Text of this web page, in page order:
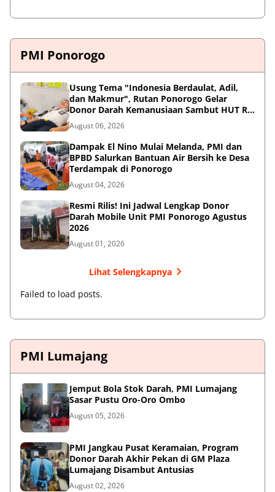
PMI Ponorogo
Usung Tema "Indonesia Berdaulat, Adil,
dan Makmur", Rutan Ponorogo Gelar
Donor Darah Kemanusiaan Sambut HUT RI
ke-81
August 06, 2026
Dampak El Nino Mulai Melanda, PMI dan
BPBD Salurkan Bantuan Air Bersih ke Desa
Terdampak di Ponorogo
August 04, 2026
Resmi Rilis! Ini Jadwal Lengkap Donor
Darah Mobile Unit PMI Ponorogo Agustus
2026
August 01, 2026
Lihat Selengkapnya
Failed to load posts.
PMI Lumajang
Jemput Bola Stok Darah, PMI Lumajang
Sasar Pustu Oro-Oro Ombo
August 05, 2026
PMI Jangkau Pusat Keramaian, Program
Donor Darah Akhir Pekan di GM Plaza
Lumajang Disambut Antusias
August 02, 2026